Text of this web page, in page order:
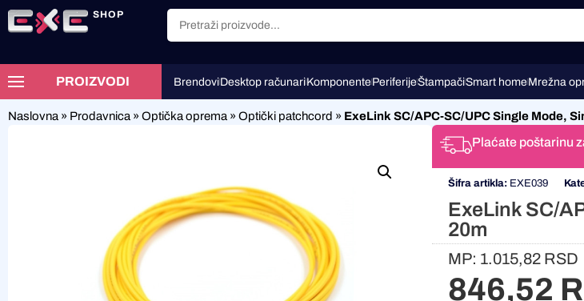
SHOP
PROIZVODI BrendoviDesktop računariKomponentePeriferijeŠtampačiSmart homeMrežna
Naslovna » Prodavnica » Optička oprema » Optički patchcord » ExeLink SC/APC-SC/UPC Single Mode,
Plaćate poštarinu
Šifra artikla: EXE039
ExeLink SC/
20m
MP: 1.015,82 RSD
846,52